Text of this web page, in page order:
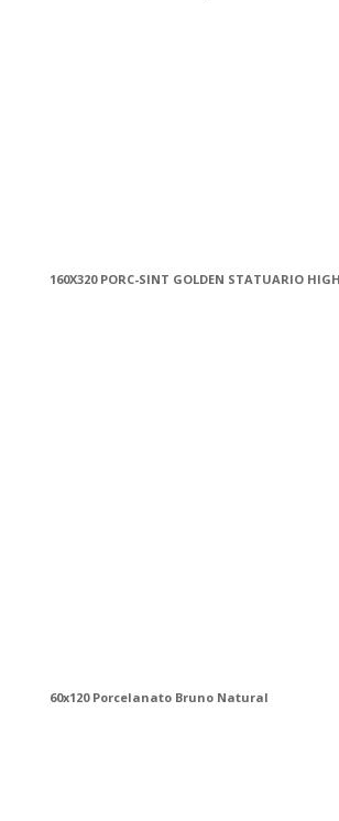
160X320 PORC-SINT GOLDEN STATUARIO
60x120 Porcelanato Bruno Natural